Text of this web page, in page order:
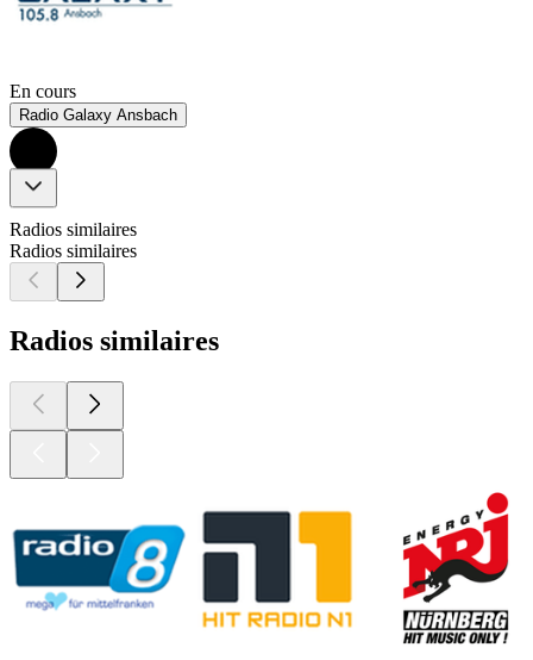
En cours
Radio Galaxy Ansbach
Radios similaires
Radios similaires
Radios similaires